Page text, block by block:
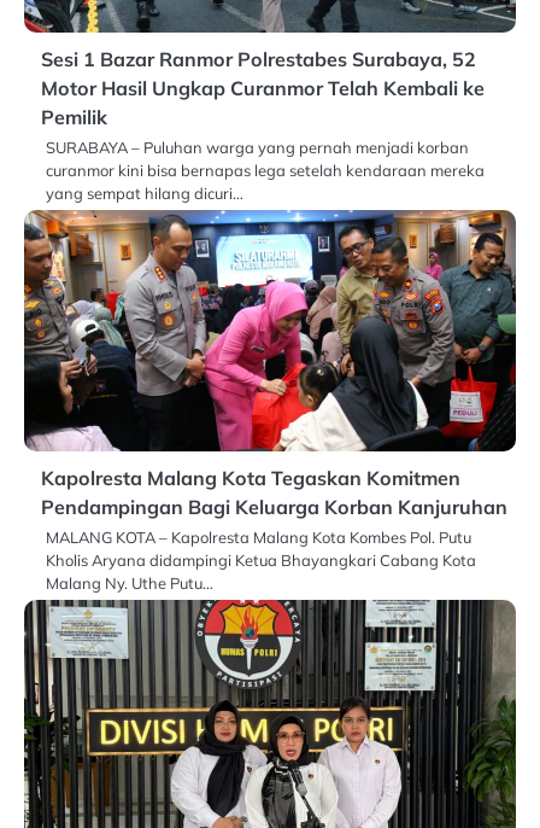
Sesi 1 Bazar Ranmor Polrestabes Surabaya, 52
Motor Hasil Ungkap Curanmor Telah Kembali ke
Pemilik
SURABAYA – Puluhan warga yang pernah menjadi korban
curanmor kini bisa bernapas lega setelah kendaraan mereka
yang sempat hilang dicuri…
Kapolresta Malang Kota Tegaskan Komitmen
Pendampingan Bagi Keluarga Korban Kanjuruhan
MALANG KOTA – Kapolresta Malang Kota Kombes Pol. Putu
Kholis Aryana didampingi Ketua Bhayangkari Cabang Kota
Malang Ny. Uthe Putu…